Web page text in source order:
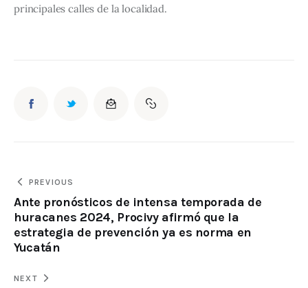
principales calles de la localidad.
PREVIOUS
Ante pronósticos de intensa temporada de
huracanes 2024, Procivy afirmó que la
estrategia de prevención ya es norma en
Yucatán
NEXT